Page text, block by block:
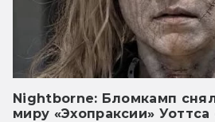
Nightborne: Бломкамп
миру «Эхопраксии»